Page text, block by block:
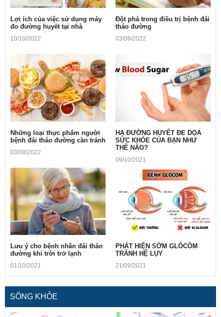
Lợi ích của việc sử dụng máy
đo đường huyết tại nhà
10/10/2022
Ðột phá trong điều trị bệnh đái
tháo đường
03/08/2022
Những loại thực phẩm người
bệnh đái tháo đường cần tránh
03/08/2022
HẠ ĐƯỜNG HUYẾT ĐE DỌA
SỨC KHỎE CỦA BẠN NHƯ
THẾ NÀO?
09/10/2021
Lưu ý cho bệnh nhân đái tháo
đường khi trời trở lạnh
01/10/2021
PHÁT HIỆN SỚM GLÔCÔM
TRÁNH HỆ LỤY
21/09/2021
SỐNG KHỎE